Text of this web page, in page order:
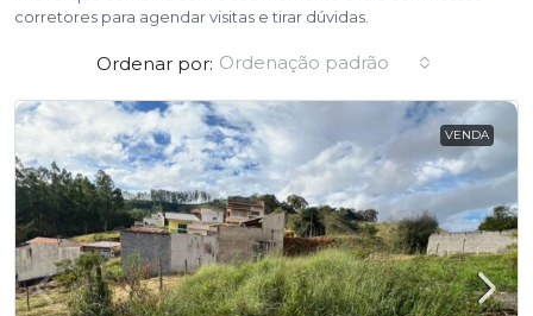
corretores para agendar visitas e tirar dúvidas.
Ordenar por: Ordenação padrão
VENDA